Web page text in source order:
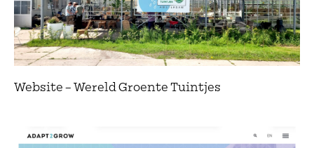
Website – Wereld Groente Tuintjes